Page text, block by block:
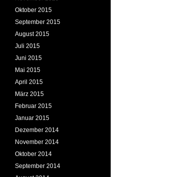
Oktober 2015
September 2015
August 2015
Juli 2015
Juni 2015
Mai 2015
April 2015
März 2015
Februar 2015
Januar 2015
Dezember 2014
November 2014
Oktober 2014
September 2014